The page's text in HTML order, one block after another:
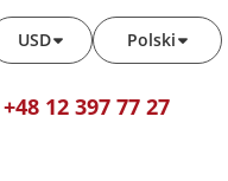
Polski
USD
+48 12 397 77 27